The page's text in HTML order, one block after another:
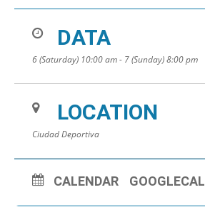
DATA
6 (Saturday) 10:00 am - 7 (Sunday) 8:00 pm
LOCATION
Ciudad Deportiva
CALENDAR GOOGLECAL